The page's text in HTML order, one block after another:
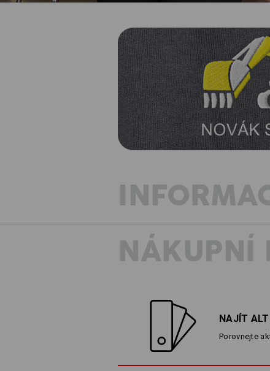
NÁKUPNÍ
NAJÍT
Porovnejte